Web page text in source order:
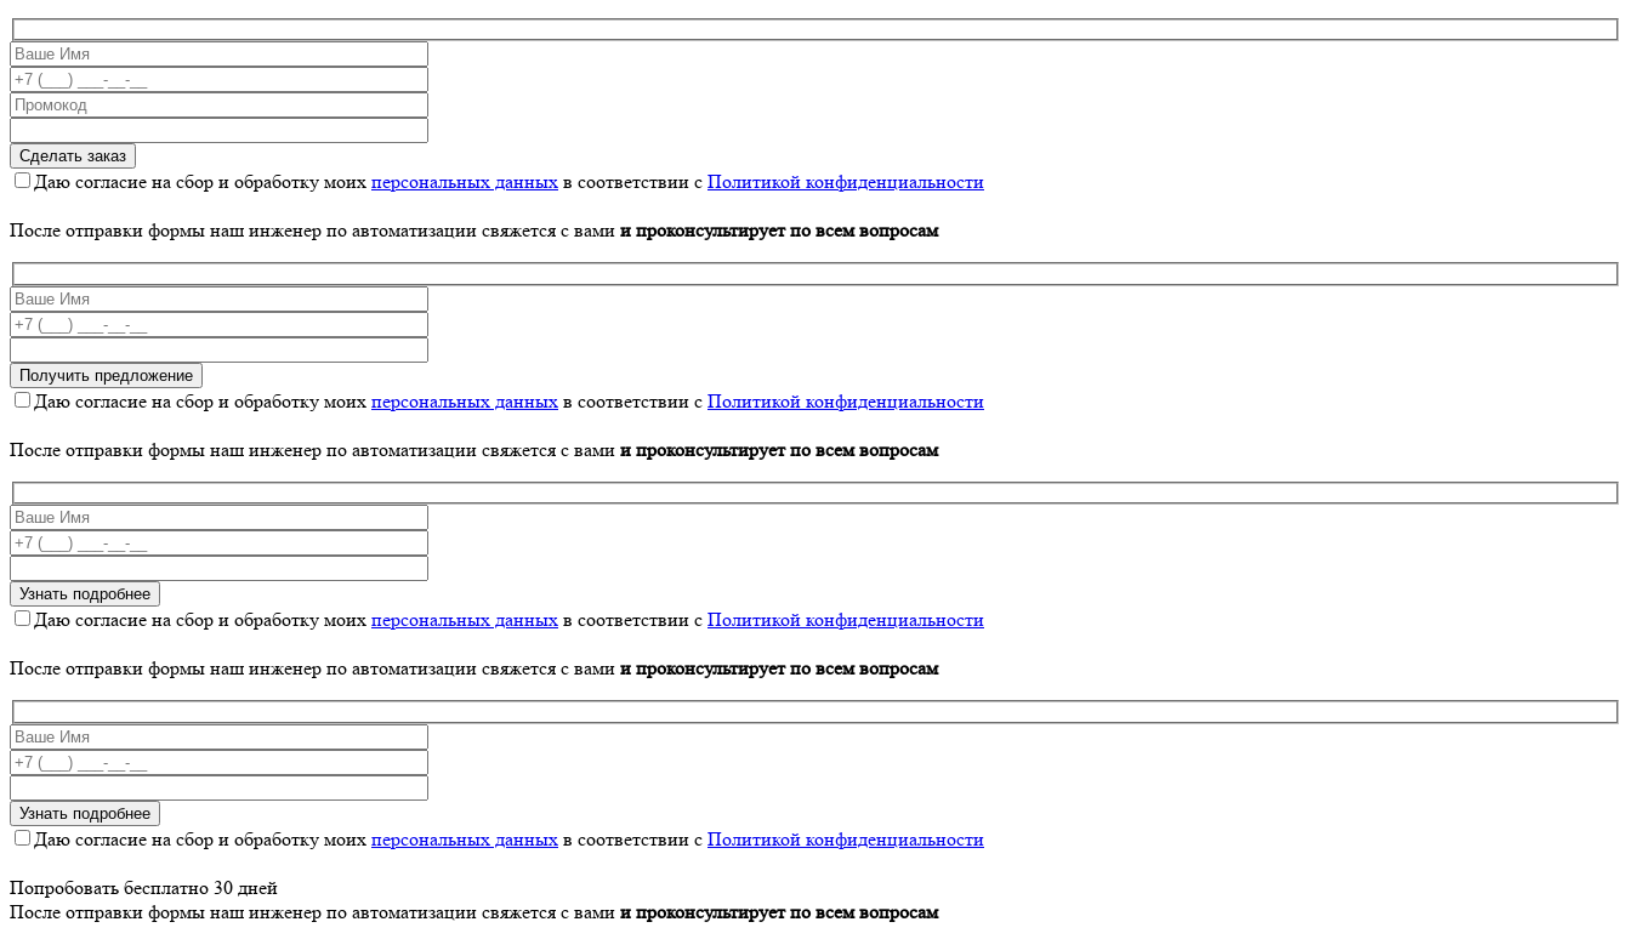
Даю согласие на сбор и обработку моих персональных данных в соответствии с Политикой конфиденциальности
После отправки формы наш инженер по автоматизации свяжется с вами и проконсультирует по всем вопросам
Даю согласие на сбор и обработку моих персональных данных в соответствии с Политикой конфиденциальности
После отправки формы наш инженер по автоматизации свяжется с вами и проконсультирует по всем вопросам
Даю согласие на сбор и обработку моих персональных данных в соответствии с Политикой конфиденциальности
После отправки формы наш инженер по автоматизации свяжется с вами и проконсультирует по всем вопросам
Даю согласие на сбор и обработку моих персональных данных в соответствии с Политикой конфиденциальности
Попробовать бесплатно 30 дней
После отправки формы наш инженер по автоматизации свяжется с вами и проконсультирует по всем вопросам